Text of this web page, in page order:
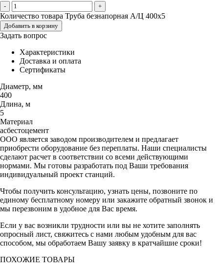
- +
Количество товара Труба безнапорная А/Ц 400х5
Добавить в корзину
Задать вопрос
Характеристики
Доставка и оплата
Сертификаты
Диаметр, мм
400
Длина, м
5
Материал
асбестоцемент
ООО является заводом производителем и предлагает
приобрести оборудование без переплаты. Наши специалисты
сделают расчет в соответствии со всеми действующими
нормами. Мы готовы разработать под Ваши требования
индивидуальный проект станций.
Чтобы получить консультацию, узнать цены, позвоните по
единому бесплатному номеру или закажите обратный звонок и
мы перезвоним в удобное для Вас время.
Если у вас возникли трудности или вы не хотите заполнять
опросный лист, свяжитесь с нами любым удобным для вас
способом, мы обработаем Вашу заявку в кратчайшие сроки!
ПОХОЖИЕ ТОВАРЫ